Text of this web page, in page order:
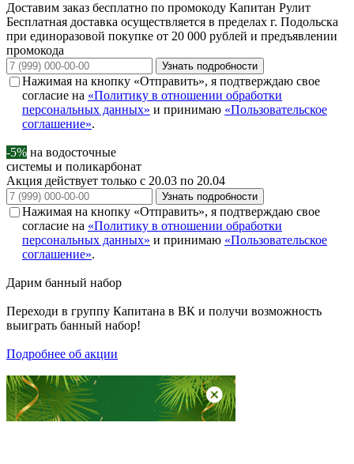
Доставим заказ бесплатно по промокоду Капитан Рулит
Бесплатная доставка осуществляется в пределах г. Подольска
при единоразовой покупке от 20 000 рублей и предъявлении
промокода
Узнать подробности
Нажимая на кнопку «Отправить», я подтверждаю свое
согласие на «Политику в отношении обработки
персональных данных» и принимаю «Пользовательское
соглашение».
-5% на водосточные
системы и поликарбонат
Акция действует только с 20.03 по 20.04
Узнать подробности
Нажимая на кнопку «Отправить», я подтверждаю свое
согласие на «Политику в отношении обработки
персональных данных» и принимаю «Пользовательское
соглашение».
Дарим банный набор
Переходи в группу Капитана в ВК и получи возможность
выиграть банный набор!
Подробнее об акции